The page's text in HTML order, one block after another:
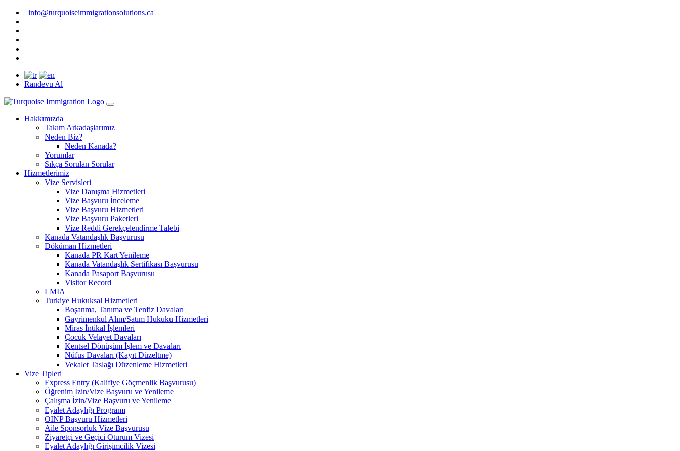
info@turquoiseimmigrationsolutions.ca
Randevu Al
Hakkımızda
Takım Arkadaşlarımız
Neden Biz?
Neden Kanada?
Yorumlar
Sıkça Sorulan Sorular
Hizmetlerimiz
Vize Servisleri
Vize Danışma Hizmetleri
Vize Başvuru İnceleme
Vize Başvuru Hizmetleri
Vize Başvuru Paketleri
Vize Reddi Gerekçelendirme Talebi
Kanada Vatandaşlık Başvurusu
Döküman Hizmetleri
Kanada PR Kart Yenileme
Kanada Vatandaşlık Sertifikası Başvurusu
Kanada Pasaport Başvurusu
Visitor Record
LMIA
Turkiye Hukuksal Hizmetleri
Boşanma, Tanıma ve Tenfiz Davaları
Gayrimenkul Alım/Satım Hukuku Hizmetleri
Miras İntikal İşlemleri
Çocuk Velayet Davaları
Kentsel Dönüşüm İşlem ve Davaları
Nüfus Davaları (Kayıt Düzeltme)
Vekalet Taslağı Düzenleme Hizmetleri
Vize Tipleri
Express Entry (Kalifiye Göçmenlik Başvurusu)
Öğrenim İzin/Vize Başvuru ve Yenileme
Çalışma İzin/Vize Başvuru ve Yenileme
Eyalet Adaylığı Programı
OINP Başvuru Hizmetleri
Aile Sponsorluk Vize Başvurusu
Ziyaretçi ve Geçici Oturum Vizesi
Eyalet Adaylığı Girişimcilik Vizesi